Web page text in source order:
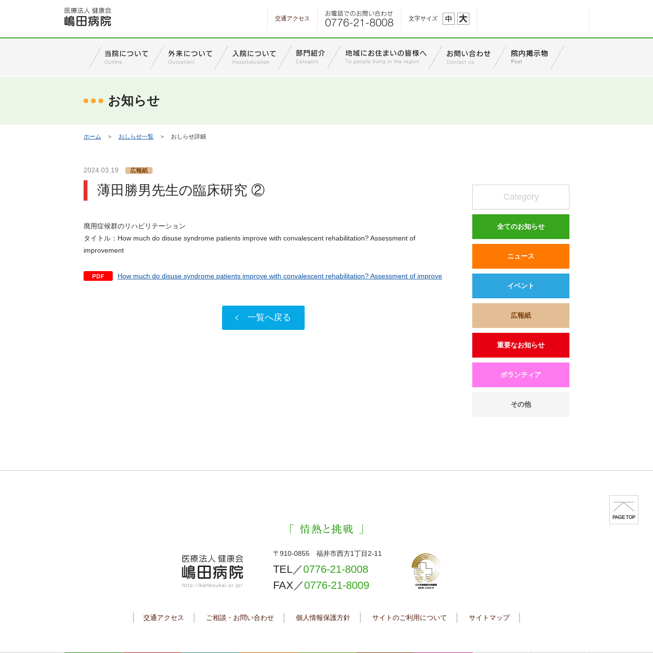
文字サイズ
交通アクセス
お知らせ
ホーム ＞ おしらせ一覧 ＞ おしらせ詳細
2024.03.19 広報紙
薄田勝男先生の臨床研究 ②
廃用症候群のリハビリテーション
タイトル：How much do disuse syndrome patients improve with convalescent rehabilitation? Assessment of
improvement
How much do disuse syndrome patients improve with convalescent rehabilitation? Assessment of improve
一覧へ戻る
Category
全てのお知らせ
ニュース
イベント
広報紙
重要なお知らせ
ボランティア
その他
〒910-0855 福井市西方1丁目2-11
TEL／0776-21-8008
FAX／0776-21-8009
交通アクセス ご相談・お問い合わせ 個人情報保護方針 サイトのご利用について サイトマップ